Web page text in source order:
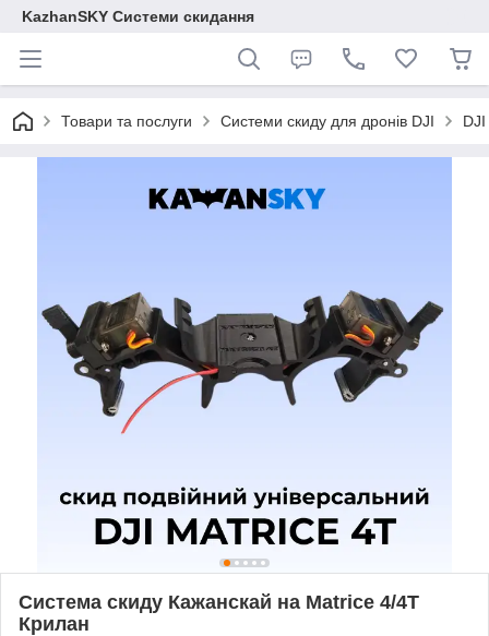
KazhanSKY Системи скидання
Товари та послуги Системи скиду для дронів DJI
Система скиду Кажанскай на Matrice 4/4T
Крилан